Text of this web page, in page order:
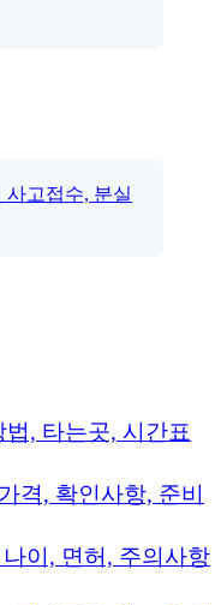
사고접수, 분실
, 타는곳, 시간표
격, 확인사항, 준비
이, 면허, 주의사항